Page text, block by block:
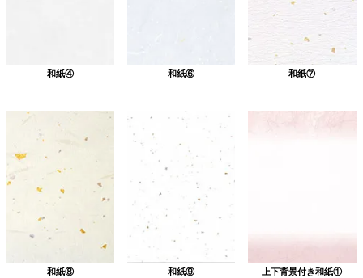
和紙④ 和紙⑥ 和紙⑦
和紙⑧ 和紙⑨ 上下背景付き和紙①